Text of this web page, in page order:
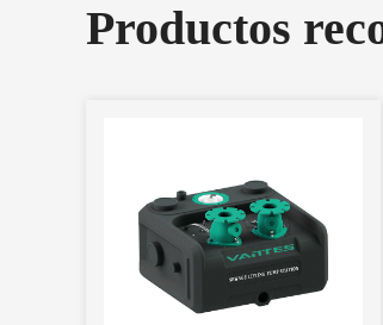
Productos